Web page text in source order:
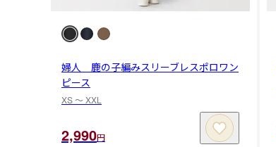
婦人 鹿の子編みスリーブレスポロワン
ピース
XS 〜 XXL
2,990円